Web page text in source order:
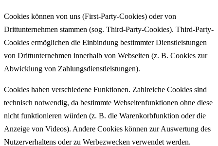
Cookies können von uns (First-Party-Cookies) oder von
Drittunternehmen stammen (sog. Third-Party-Cookies). Third-Party-
Cookies ermöglichen die Einbindung bestimmter Dienstleistungen
von Drittunternehmen innerhalb von Webseiten (z. B. Cookies zur
Abwicklung von Zahlungsdienstleistungen).
Cookies haben verschiedene Funktionen. Zahlreiche Cookies sind
technisch notwendig, da bestimmte Webseitenfunktionen ohne diese
nicht funktionieren würden (z. B. die Warenkorbfunktion oder die
Anzeige von Videos). Andere Cookies können zur Auswertung des
Nutzerverhaltens oder zu Werbezwecken verwendet werden.